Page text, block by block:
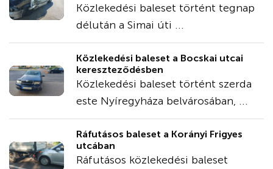
Közlekedési baleset történt tegnap
délután a Simai úti ...
Közlekedési baleset a Bocskai utcai
kereszteződésben
Közlekedési baleset történt szerda
este Nyíregyháza belvárosában, ...
Ráfutásos baleset a Korányi Frigyes
utcában
Ráfutásos közlekedési baleset